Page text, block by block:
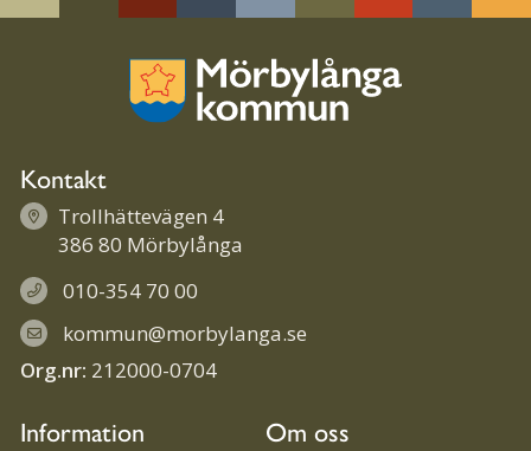
Kontakt
Trollhättevägen 4
386 80 Mörbylånga
010-354 70 00
kommun@morbylanga.se
Org.nr: 212000-0704
Information Om oss